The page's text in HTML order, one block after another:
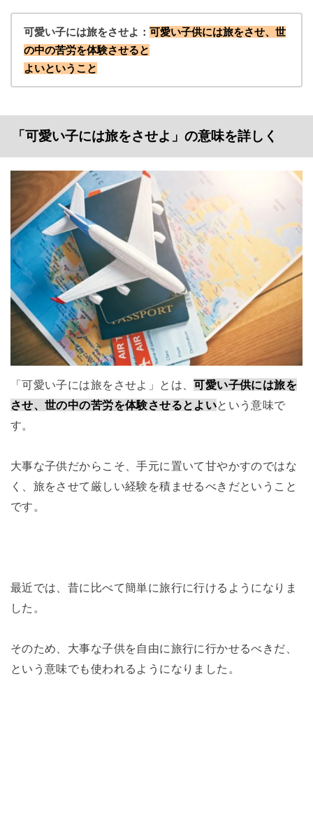
可愛い子には旅をさせよ： 可愛い子供には旅をさせ、世
の中の苦労を体験させると
よいということ
「可愛い子には旅をさせよ」の意味を詳しく
「可愛い子には旅をさせよ」とは、可愛い子供には旅を
させ、世の中の苦労を体験させるとよいという意味で
す。
大事な子供だからこそ、手元に置いて甘やかすのではな
く、旅をさせて厳しい経験を積ませるべきだということ
です。
最近では、昔に比べて簡単に旅行に行けるようになりま
した。
そのため、大事な子供を自由に旅行に行かせるべきだ、
という意味でも使われるようになりました。